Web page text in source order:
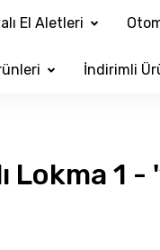
El Aletleri
İndirimli
Lokma 1 -